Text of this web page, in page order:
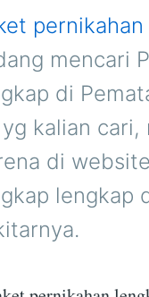
mencari
di
kalian
di
lengkap